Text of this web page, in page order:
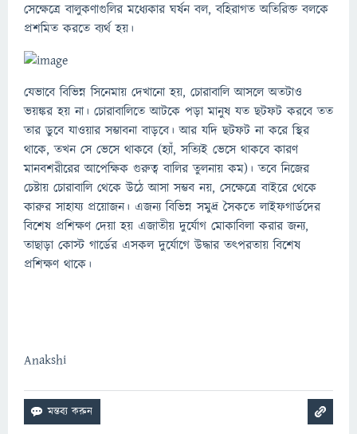
সেক্ষেত্রে বালুকণাগুলির মধ্যেকার ঘর্ষন বল, বহিরাগত অতিরিক্ত বলকে
প্রশমিত করতে ব্যর্থ হয়।
যেভাবে বিভিন্ন সিনেমায় দেখানো হয়, চোরাবালি আসলে অতটাও
ভয়ঙ্কর হয় না। চোরাবালিতে আটকে পড়া মানুষ যত ছটফট করবে তত
তার ডুবে যাওয়ার সম্ভাবনা বাড়বে। আর যদি ছটফট না করে স্থির
থাকে, তখন সে ভেসে থাকবে (হ্যাঁ, সত্যিই ভেসে থাকবে কারণ
মানবশরীরের আপেক্ষিক গুরুত্ব বালির তুলনায় কম)। তবে নিজের
চেষ্টায় চোরাবালি থেকে উঠে আসা সম্ভব নয়, সেক্ষেত্রে বাইরে থেকে
কারুর সাহায্য প্রয়োজন। এজন্য বিভিন্ন সমুদ্র সৈকতে লাইফগার্ডদের
বিশেষ প্রশিক্ষণ দেয়া হয় এজাতীয় দুর্যোগ মোকাবিলা করার জন্য,
তাছাড়া কোস্ট গার্ডের এসকল দুর্যোগে উদ্ধার তৎপরতায় বিশেষ
প্রশিক্ষণ থাকে।
Anakshi